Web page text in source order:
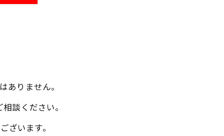
りません。
談ください。
います。